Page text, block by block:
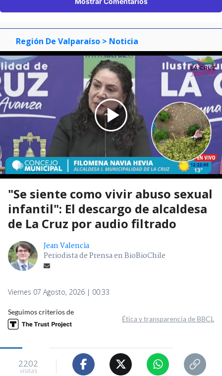
Región De Valparaíso > Noticia
"Se siente como vivir abuso sexual
infantil": El descargo de alcaldesa
de La Cruz por audio filtrado
Jean Valencia
Periodista de Prensa en BioBioChile
Viernes 07 Agosto, 2026 | 00:33
Seguimos criterios de
Ética y transparencia de BBCL
2202
visitas